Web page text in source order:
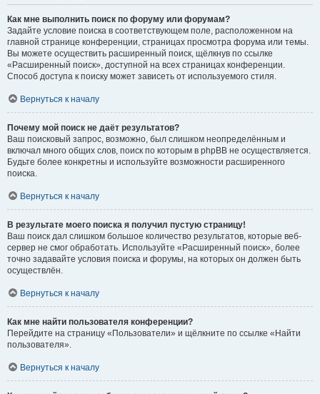
Как мне выполнить поиск по форуму или форумам?
Задайте условие поиска в соответствующем поле, расположенном на
главной странице конференции, страницах просмотра форума или темы.
Вы можете осуществить расширенный поиск, щёлкнув по ссылке
«Расширенный поиск», доступной на всех страницах конференции.
Способ доступа к поиску может зависеть от используемого стиля.
Вернуться к началу
Почему мой поиск не даёт результатов?
Ваш поисковый запрос, возможно, был слишком неопределённым и
включал много общих слов, поиск по которым в phpBB не осуществляется.
Будьте более конкретны и используйте возможности расширенного
поиска.
Вернуться к началу
В результате моего поиска я получил пустую страницу!
Ваш поиск дал слишком большое количество результатов, которые веб-
сервер не смог обработать. Используйте «Расширенный поиск», более
точно задавайте условия поиска и форумы, на которых он должен быть
осуществлён.
Вернуться к началу
Как мне найти пользователя конференции?
Перейдите на страницу «Пользователи» и щёлкните по ссылке «Найти
пользователя».
Вернуться к началу